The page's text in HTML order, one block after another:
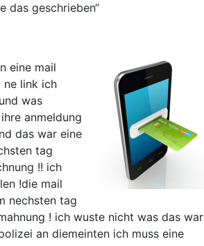
das geschrieben“
eine mail
ne link ich
was
anmeldung
das war eine
tag
!! ich
!die mail
nechsten tag
! ich wuste nicht was das war
an diemeinten ich muss eine